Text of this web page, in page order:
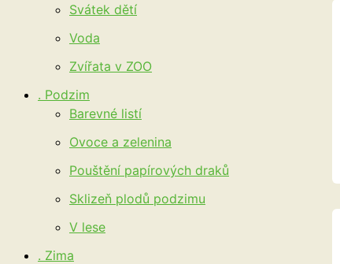
Svátek dětí
Voda
Zvířata v ZOO
. Podzim
Barevné listí
Ovoce a zelenina
Pouštění papírových draků
Sklizeň plodů podzimu
V lese
. Zima